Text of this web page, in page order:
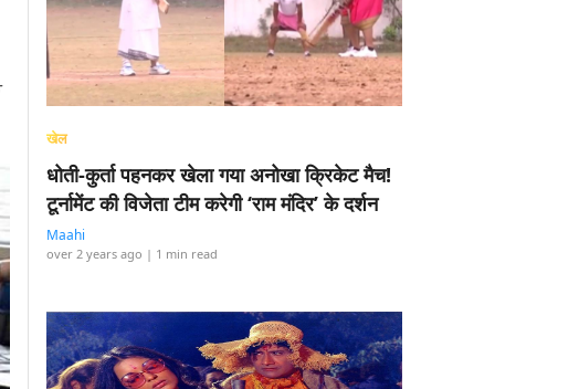
खेल
धोती-कुर्ता पहनकर खेला गया अनोखा क्रिकेट मैच!
टूर्नामेंट की विजेता टीम करेगी ‘राम मंदिर’ के दर्शन
Maahi
over 2 years ago | 1 min read